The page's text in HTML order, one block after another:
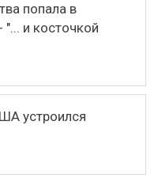
попала в
и косточкой
устроился